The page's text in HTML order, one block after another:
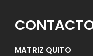
MATRIZ QUITO